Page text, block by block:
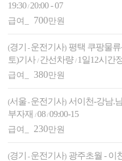
19:30 / 20:00 - 07
급여_ 700만원
(경기 -운전기사) 평택 쿠팡물
토)기사/ 간선차량/ 1일12시간
급여_ 380만원
(서울-운전기사) 서이천-강남.
부자재/08 /09:00-15
급여_230만원
(경기 -운전기사) 광주초월 - 이